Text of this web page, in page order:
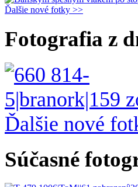
Ďalšie nové fotky >>
Fotografia z
Ďalšie nové
Súčasné